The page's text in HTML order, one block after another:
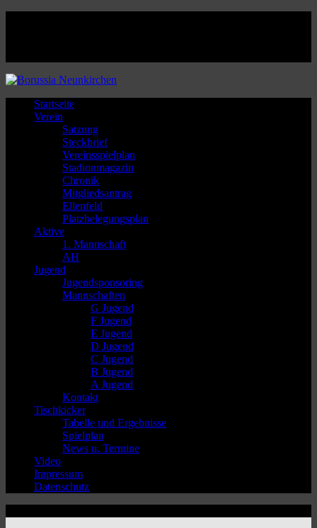
Startseite
Verein
Satzung
Steckbrief
Vereinsspielplan
Stadionmagazin
Chronik
Mitgliedsantrag
Ellenfeld
Platzbelegungsplan
Aktive
1. Mannschaft
AH
Jugend
Jugendsponsoring
Mannschaften
G Jugend
F Jugend
E Jugend
D Jugend
C Jugend
B Jugend
A Jugend
Kontakt
Tischkicker
Tabelle und Ergebnisse
Spielplan
News u. Termine
Video
Impressum
Datenschutz